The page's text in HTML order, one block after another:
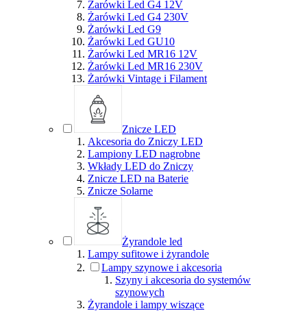
Żarówki Led G4 12V
Żarówki Led G4 230V
Żarówki Led G9
Żarówki Led GU10
Żarówki Led MR16 12V
Żarówki Led MR16 230V
Żarówki Vintage i Filament
Znicze LED
Akcesoria do Zniczy LED
Lampiony LED nagrobne
Wkłady LED do Zniczy
Znicze LED na Baterie
Znicze Solarne
Żyrandole led
Lampy sufitowe i żyrandole
Lampy szynowe i akcesoria
Szyny i akcesoria do systemów
szynowych
Żyrandole i lampy wiszące